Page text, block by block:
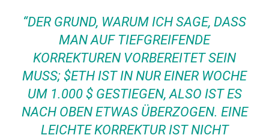
“DER GRUND, WARUM ICH SAGE, DASS
MAN AUF TIEFGREIFENDE
KORREKTUREN VORBEREITET SEIN
MUSS; $ETH IST IN NUR EINER WOCHE
UM 1.000 $ GESTIEGEN, ALSO IST ES
NACH OBEN ETWAS ÜBERZOGEN. EINE
LEICHTE KORREKTUR IST NICHT